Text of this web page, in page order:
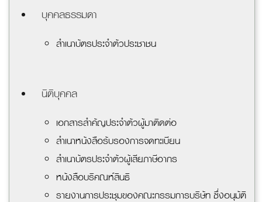
บุคคลธรรมดา
สำเนาบัตรประจำตัวประชาชน
นิติบุคคล
เอกสารสำคัญประจำตัวผู้มาติดต่อ
สำเนาหนังสือรับรองการจดทะเบียน
สำเนาบัตรประจำตัวผู้เสียภาษีอากร
หนังสือบริคณห์สินธิ
รายงานการประชุมของคณะกรรมการบริษัท ซึ่งอนุมัติ